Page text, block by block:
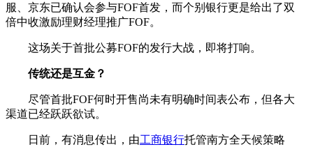
服、京东已确认会参与FOF首发，而个别银行更是给出了双
倍中收激励理财经理推广FOF。
这场关于首批公募FOF的发行大战，即将打响。
传统还是互金？
尽管首批FOF何时开售尚未有明确时间表公布，但各大
渠道已经跃跃欲试。
日前，有消息传出，由工商银行托管南方全天候策略